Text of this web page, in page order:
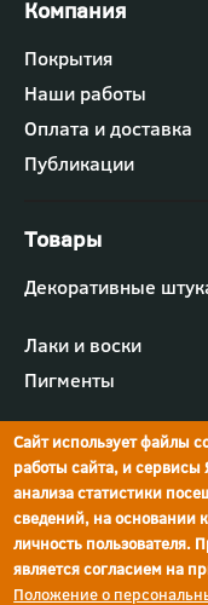
г.Ростов-на-Дону,
ул.Мечникова,
Футер
-
меню
"Компания"
Покрытия
Наши работы
Оплата и доставка
Публикации
Футер
-
меню
"Товары"
Декоративные
Лаки и воски
Пигменты
Сайт использует файлы
работы сайта, и
анализа статистики
сведений, на основании
личность пользователя.
является согласием на
Положение о